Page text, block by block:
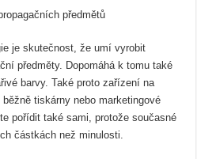
předmětů
je skutečnost, že umí vyrobit
předměty. Dopomáhá k tomu také
barvy. Také proto zařízení na
tiskárny nebo marketingové
pořídit také sami, protože současné
částkách než minulosti.